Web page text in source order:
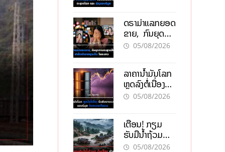
ແຄບຮໍມູສ
ດຣາມ່າແລກຍອດ
ຂາຍ, ກົນຍຸດ
ການຕະຫຼາດສີ
ໄລຍະຍາວ
05/08/2026
ລາຄານ້ຳມັນໂລກ
ຫຼຸດລົງຕໍ່ເນື່ອງ
ຮັບສັນຍານບວກ
ລາວ
05/08/2026
ເຕືອນ! ກຽມ
ຮັບມືນໍ້າຖ້ວມ
ກະທັນຫັນ-ດິນ
05/08/2026